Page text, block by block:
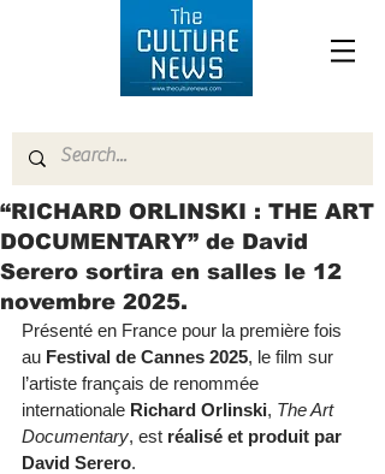
“RICHARD ORLINSKI : THE ART
DOCUMENTARY” de David
Serero sortira en salles le 12
novembre 2025.
Présenté en France pour la première fois
au Festival de Cannes 2025, le film sur
l’artiste français de renommée
internationale Richard Orlinski, The Art
Documentary, est réalisé et produit par
David Serero.